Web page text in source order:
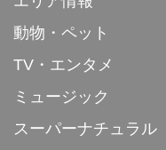
動物・ペット
TV・エンタメ
ミュージック
スーパーナチュラル